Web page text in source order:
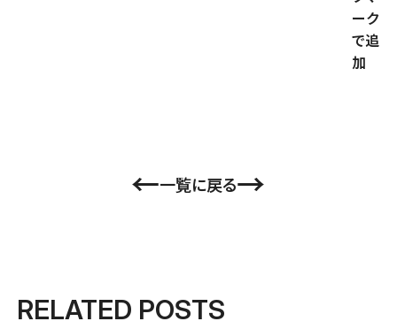
←一覧に戻る→
RELATED POSTS